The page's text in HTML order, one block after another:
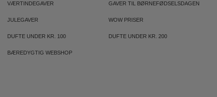
VÆRTINDEGAVER GAVER TIL BØRNEFØDSELSDAGEN
JULEGAVER WOW PRISER
DUFTE UNDER KR. 100 DUFTE UNDER KR. 200
BÆREDYGTIG WEBSHOP